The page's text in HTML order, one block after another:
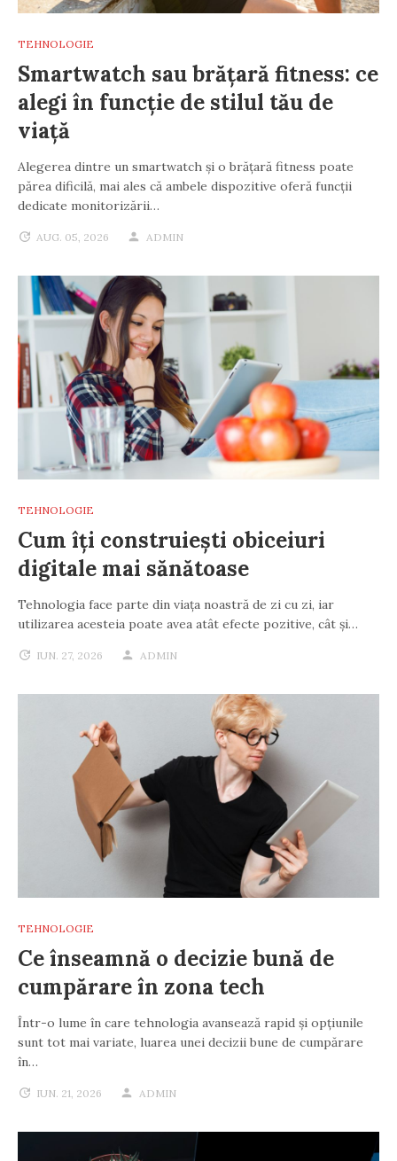
TEHNOLOGIE
Smartwatch sau brățară fitness: ce
alegi în funcție de stilul tău de
viață
Alegerea dintre un smartwatch și o brățară fitness poate
părea dificilă, mai ales că ambele dispozitive oferă funcții
dedicate monitorizării…
AUG. 05, 2026 ADMIN
TEHNOLOGIE
Cum îți construiești obiceiuri
digitale mai sănătoase
Tehnologia face parte din viața noastră de zi cu zi, iar
utilizarea acesteia poate avea atât efecte pozitive, cât și…
IUN. 27, 2026 ADMIN
TEHNOLOGIE
Ce înseamnă o decizie bună de
cumpărare în zona tech
Într-o lume în care tehnologia avansează rapid și opțiunile
sunt tot mai variate, luarea unei decizii bune de cumpărare
în…
IUN. 21, 2026 ADMIN